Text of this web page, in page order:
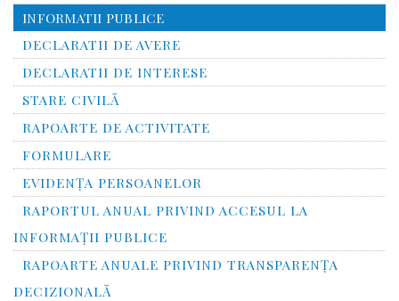
INFORMATII PUBLICE
DECLARATII DE AVERE
DECLARATII DE INTERESE
STARE CIVILĂ
RAPOARTE DE ACTIVITATE
FORMULARE
EVIDENȚA PERSOANELOR
RAPORTUL ANUAL PRIVIND ACCESUL LA
INFORMAŢII PUBLICE
RAPOARTE ANUALE PRIVIND TRANSPARENŢA
DECIZIONALĂ